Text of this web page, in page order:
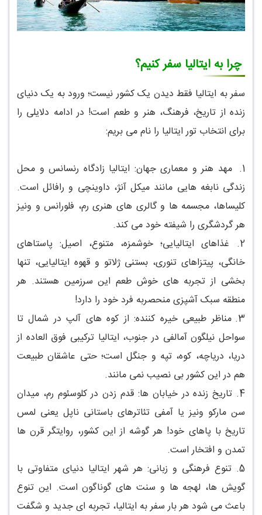
چرا به ایتالیا سفر کنیم؟
سفر به ایتالیا فقط دیدن یک کشور نیست؛ ورود به یک دنیای
زنده از تاریخ، فرهنگ، هنر و طعم است! در ادامه دلایلی را
برای انتخاب تور ایتالیا را نام می بریم:
1.
مهد هنر و معماری جهان: ایتالیا زادگاه رنسانس و محل
زندگی نابغه هایی مانند میکل آنژ، داوینچی و رافائل است.
کلیساها، مجسمه ها و گالری های هنری رم، فلورانس و ونیز
هر گردشگری را شیفته خود می کند.
2.
غذاهای ایتالیایی؛ خوشمزه، متنوع، اصیل: پاستاهای
خانگی، پیتزاهای تنوری، بستنی ژلاتو و قهوه ایتالیایی، تنها
بخشی از تجربه های خوش طعم این سرزمین هستند. هر
منطقه سبک آشپزی منحصربه فرد خود را دارد!
3. مناظر طبیعی خیره کننده: از کوه های آلپ در شمال تا
سواحل نیلگون آمالفی در جنوب، ایتالیا ترکیبی فوق العاده از
دریا، دریاچه، کوه، تپه و جنگل است؛ حتی عاشقان طبیعت
هم در این کشور بی نصیب نمی مانند.
4. تاریخ زنده در خیابان ها: قدم زدن در کلوسئوم رم، میدان
سن مارکو ونیز یا آمفی تئاترهای باستانی ناپل یعنی لمس
تاریخ با پاهای خود! هر گوشه از این کشور، روایتگر قرن ها
تمدن و افتخار است.
5. تنوع فرهنگی و زبانی: هر شهر ایتالیا دنیای متفاوتی با
گویش ها، لهجه ها و سنت های گوناگون است. این تنوع
باعث می شود هر بار سفر به ایتالیا، تجربه ای جدید و شگفت